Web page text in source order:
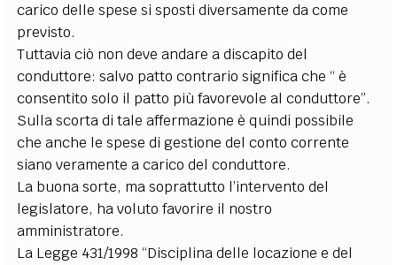
carico delle spese si sposti diversamente da come
previsto.
Tuttavia ciò non deve andare a discapito del
conduttore: salvo patto contrario significa che “ è
consentito solo il patto più favorevole al conduttore”.
Sulla scorta di tale affermazione è quindi possibile
che anche le spese di gestione del conto corrente
siano veramente a carico del conduttore.
La buona sorte, ma soprattutto l’intervento del
legislatore, ha voluto favorire il nostro
amministratore.
La Legge 431/1998 “Disciplina delle locazione e del